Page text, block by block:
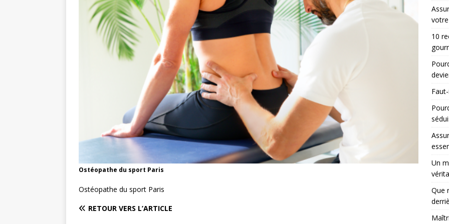
Ostéopathe du sport Paris
Ostéopathe du sport Paris
RETOUR VERS L’ARTICLE
10
Un
Que